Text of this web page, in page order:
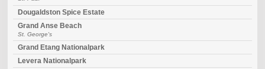
Dougaldston Spice Estate
Grand Anse Beach
St. George's
Grand Etang Nationalpark
Levera Nationalpark